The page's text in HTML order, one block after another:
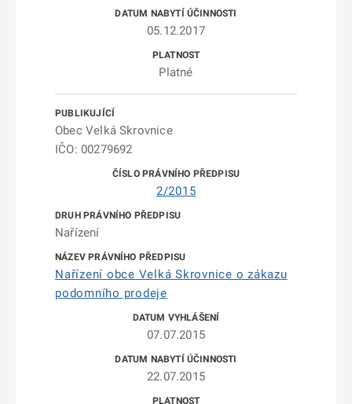
05.12.2017
Platné
Obec Velká Skrovnice
IČO: 00279692
2/2015
Nařízení
Nařízení obce Velká Skrovnice o zákazu
podomního prodeje
07.07.2015
22.07.2015